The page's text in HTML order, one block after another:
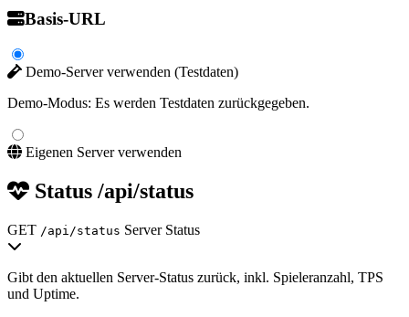
Basis-URL
Demo-Server verwenden (Testdaten)
Demo-Modus: Es werden Testdaten zurückgegeben.
Eigenen Server verwenden
Status /api/status
GET /api/status Server Status
Gibt den aktuellen Server-Status zurück, inkl. Spieleranzahl, TPS
und Uptime.